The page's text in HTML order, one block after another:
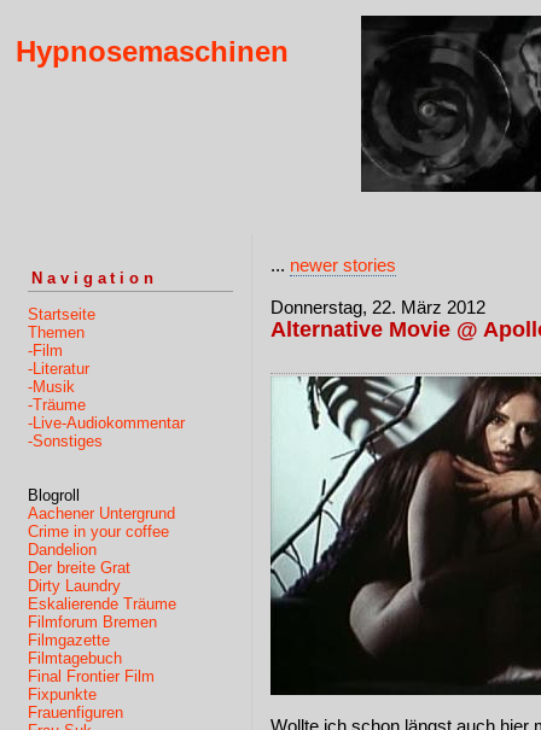
Hypnosemaschinen
Navigation
Startseite
Themen
-Film
-Literatur
-Musik
-Träume
-Live-Audiokommentar
-Sonstiges
Blogroll
Aachener Untergrund
Crime in your coffee
Dandelion
Der breite Grat
Dirty Laundry
Eskalierende Träume
Filmforum Bremen
Filmgazette
Filmtagebuch
Final Frontier Film
Fixpunkte
Frauenfiguren
... newer stories
Donnerstag, 22. März 2012
Alternative Movie @
Wollte ich schon längst auch hier